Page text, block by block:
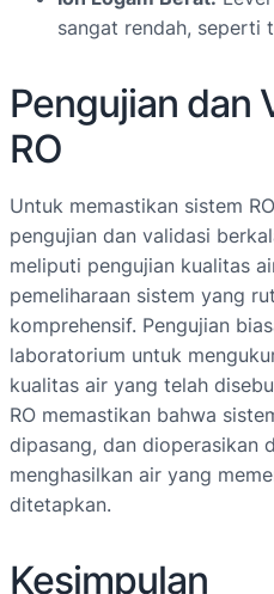
sangat rendah, seperti
Pengujian dan
RO
Untuk memastikan sistem
pengujian dan validasi
meliputi pengujian kualitas
pemeliharaan sistem yang
komprehensif. Pengujian
laboratorium untuk
kualitas air yang telah
RO memastikan bahwa
dipasang, dan dioperasikan
menghasilkan air yang
ditetapkan.
Kesimpulan